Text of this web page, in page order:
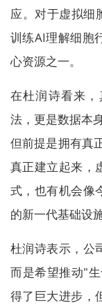
应。对于虚拟细
训练AI理解细胞
心资源之一。
在杜润诗看来
法，更是数据本
但前提是拥有真
真正建立起来，
式，也有机会像
的新一代基础设施
杜润诗表示，公
而是希望推动"
得了巨大进步，